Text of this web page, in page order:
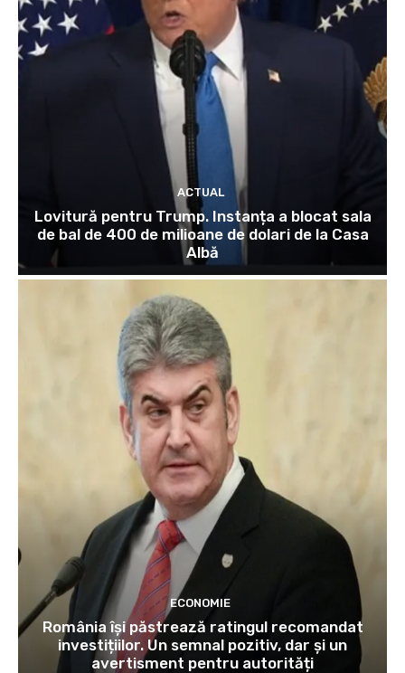
ACTUAL
Lovitură pentru Trump. Instanța a blocat sala
de bal de 400 de milioane de dolari de la Casa
Albă
ECONOMIE
România își păstrează ratingul recomandat
investițiilor. Un semnal pozitiv, dar și un
avertisment pentru autorități